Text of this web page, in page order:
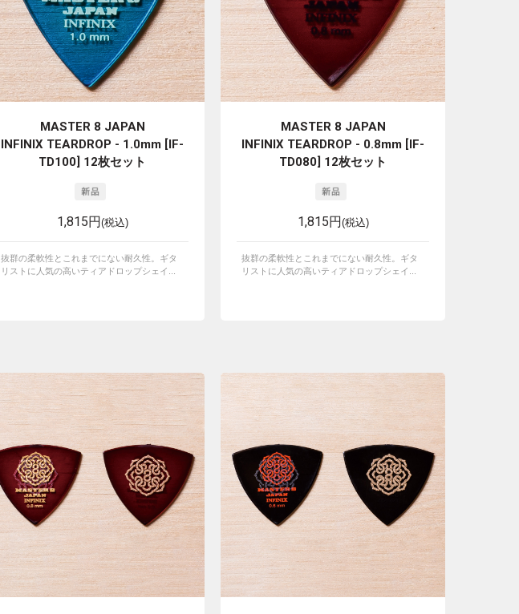
MASTER 8 JAPAN
INFINIX TEARDROP - 1.0mm [IF-
TD100] 12枚セット
1,815円(税込)
抜群の柔軟性とこれまでにない耐久性。ギタ
リストに人気の高いティアドロップシェイ...
MASTER 8 JAPAN
INFINIX TEARDROP - 0.8mm [IF-
TD080] 12枚セット
1,815円(税込)
抜群の柔軟性とこれまでにない耐久性。ギタ
リストに人気の高いティアドロップシェイ...